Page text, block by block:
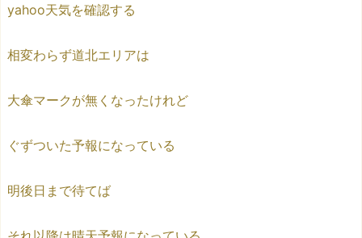
yahoo天気を確認する
相変わらず道北エリアは
大傘マークが無くなったけれど
ぐずついた予報になっている
明後日まで待てば